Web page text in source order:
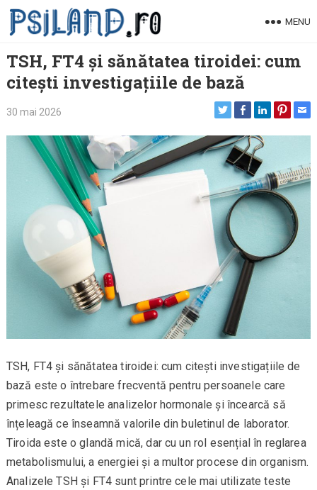
Skip
MENU
TSH, FT4 și sănătatea tiroidei: cum
citești investigațiile de bază
30 mai 2026
TSH, FT4 și sănătatea tiroidei: cum citești investigațiile de
bază este o întrebare frecventă pentru persoanele care
primesc rezultatele analizelor hormonale și încearcă să
înțeleagă ce înseamnă valorile din buletinul de laborator.
Tiroida este o glandă mică, dar cu un rol esențial în reglarea
metabolismului, a energiei și a multor procese din organism.
Analizele TSH și FT4 sunt printre cele mai utilizate teste